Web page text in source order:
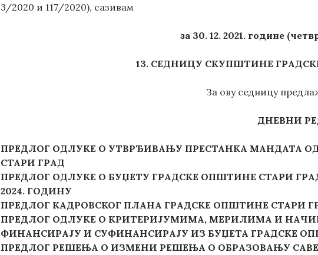
3/2020 и 117/2020), сазивам
за 30. 12. 2021.године (
13. СЕДНИЦУ СКУПШТИНЕ
За ову седницу
ДНЕВНИ
ПРЕДЛОГ ОДЛУКЕ О УТВРЂИВАЊУ ПРЕСТАНКА МАНДАТА
СТАРИ ГРАД
ПРЕДЛОГ ОДЛУКЕ О БУЏЕТУ ГРАДСКЕ ОПШТИНЕ СТАРИ
2024. ГОДИНУ
ПРЕДЛОГ КАДРОВСКОГ ПЛАНА ГРАДСКЕ ОПШТИНЕ СТАРИ
ПРЕДЛОГ ОДЛУКЕ О КРИТЕРИЈУМИМА, МЕРИЛИМА И
ФИНАНСИРАЈУ И СУФИНАНСИРАЈУ ИЗ БУЏЕТА ГРАДСКЕ
ПРЕДЛОГ РЕШЕЊА О ИЗМЕНИ РЕШЕЊА О ОБРАЗОВАЊУ